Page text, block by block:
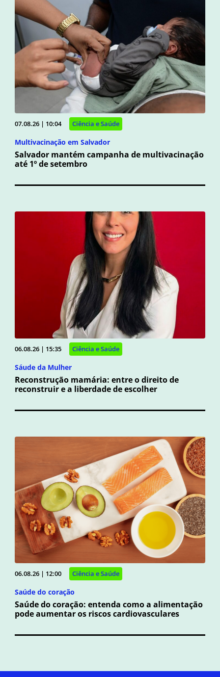
07.08.26 | 10:04 Ciência e Saúde
Multivacinação em Salvador
Salvador mantém campanha de multivacinação
até 1º de setembro
06.08.26 | 15:35 Ciência e Saúde
Sáude da Mulher
Reconstrução mamária: entre o direito de
reconstruir e a liberdade de escolher
06.08.26 | 12:00 Ciência e Saúde
Saúde do coração
Saúde do coração: entenda como a alimentação
pode aumentar os riscos cardiovasculares